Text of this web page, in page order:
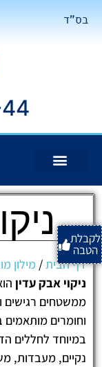
בס"ד
לקבלת
הטבה
דף הבית/ מילון
ניקוי אבק עדין
ממשטחים רגישים
וחומרים
במיוחד לחללים
נקיים, מעבדות,